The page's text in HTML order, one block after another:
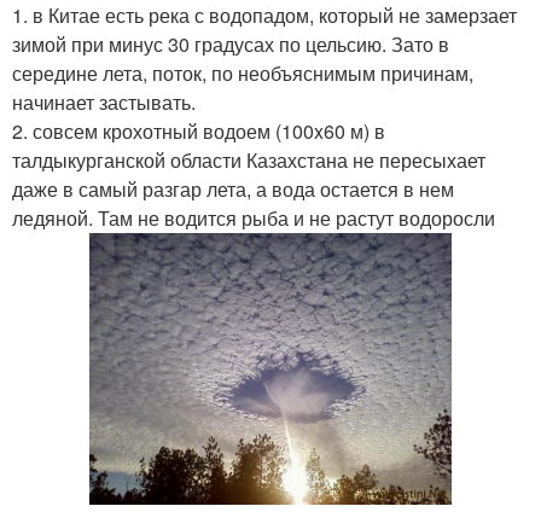
1. в Китае есть река с водопадом, который не замерзает
зимой при минус 30 градусах по цельсию. Зато в
середине лета, поток, по необъяснимым причинам,
начинает застывать.
2. совсем крохотный водоем (100x60 м) в
талдыкурганской области Казахстана не пересыхает
даже в самый разгар лета, а вода остается в нем
ледяной. Там не водится рыба и не растут водоросли